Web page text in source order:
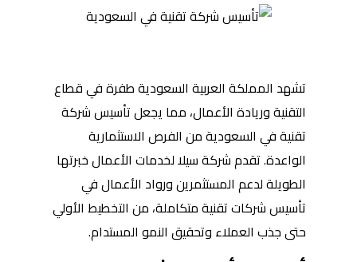
تشهد المملكة العربية السعودية طفرة في قطاع
التقنية وريادة الأعمال، مما يجعل تأسيس شركة
تقنية في السعودية من الفرص الاستثمارية
الواعدة. تقدم شركة سيلا لخدمات الأعمال خبرتها
الطويلة لدعم المستثمرين ورواد الأعمال في
تأسيس شركات تقنية متكاملة، من التخطيط الأولي
حتى جذب العملاء وتحقيق النمو المستدام.